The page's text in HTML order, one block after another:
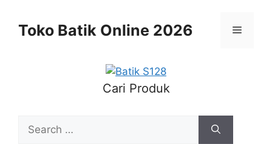
contentToko Batik Online 2026 Menu
Cari Produk
for: